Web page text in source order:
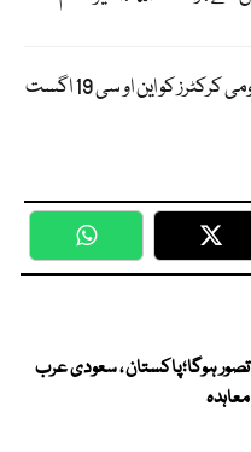
کیریبین پریمیئر لیگ ، قومی کرکٹرز کو این او سی 19 اگست
WhatsApp
ہوگا؛پاکستان ، سعودی عرب